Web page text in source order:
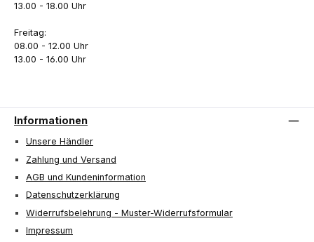
13.00 - 18.00 Uhr
Freitag:
08.00 - 12.00 Uhr
13.00 - 16.00 Uhr
Informationen
Unsere Händler
Zahlung und Versand
AGB und Kundeninformation
Datenschutzerklärung
Widerrufsbelehrung - Muster-Widerrufsformular
Impressum